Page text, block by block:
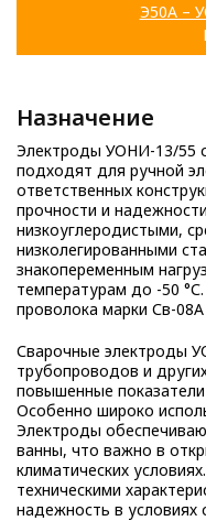
Э50А –
Назначение
Электроды УОНИ-13/55
подходят для ручной
ответственных
прочности и
низкоуглеродистыми,
низколегированными
знакопеременным
температурам до -50
проволока марки Св-
Сварочные электроды
трубопроводов и
повышенные
Особенно широко
Электроды
ванны, что важно в
климатических
техническими
надежность в условиях